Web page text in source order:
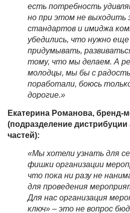
есть потребность
но при этом не выходить
стандартов и имиджа
убедились, что нужно
придумывать,
тому, что мы делаем. А
молодцы, мы бы с
поработали, боюсь
дорогие.»
Екатерина Романова, бренд-
(подразделение
частей):
«Мы хотели узнать для
фишки организации
что пока ни разу не
для проведения
Для нас организация
ключ» – это не вопрос